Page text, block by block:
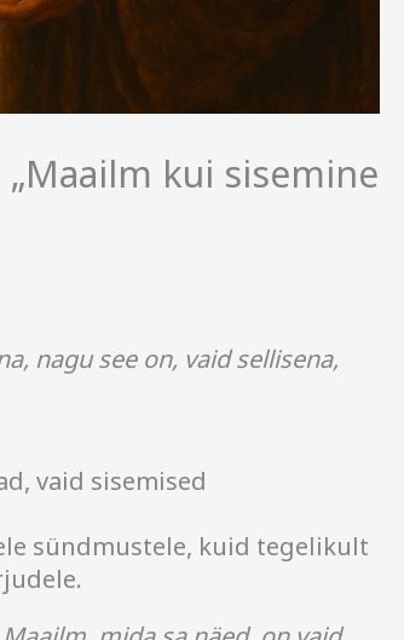
kui sisemine
nagu see on, vaid sellisena,
vaid sisemised
sündmustele, kuid tegelikult